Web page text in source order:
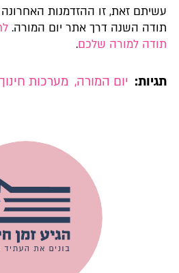
עשיתם זאת, זו ההזדמנות
תודה השנה דרך אתר יום המורה.
תודה למורה שלכם.
תגיות: יום המורה, מערכות